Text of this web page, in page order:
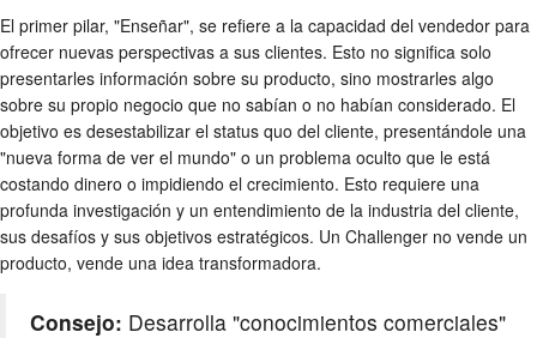
El primer pilar, "Enseñar", se refiere a la capacidad del vendedor para
ofrecer nuevas perspectivas a sus clientes. Esto no significa solo
presentarles información sobre su producto, sino mostrarles algo
sobre su propio negocio que no sabían o no habían considerado. El
objetivo es desestabilizar el status quo del cliente, presentándole una
"nueva forma de ver el mundo" o un problema oculto que le está
costando dinero o impidiendo el crecimiento. Esto requiere una
profunda investigación y un entendimiento de la industria del cliente,
sus desafíos y sus objetivos estratégicos. Un Challenger no vende un
producto, vende una idea transformadora.
Consejo: Desarrolla "conocimientos comerciales"